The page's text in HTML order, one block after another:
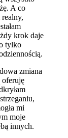
A co
krok daje
tylko
zmiana
oferuję
mi
moje
innych.